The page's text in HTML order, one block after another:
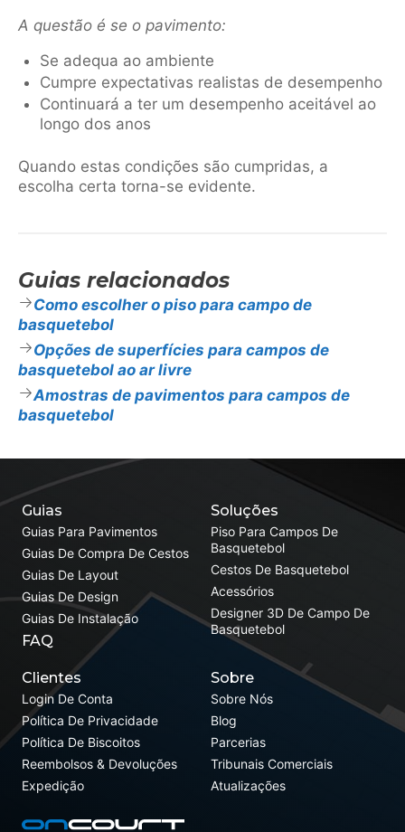
A questão é se o pavimento:
Se adequa ao ambiente
Cumpre expectativas realistas de desempenho
Continuará a ter um desempenho aceitável ao
longo dos anos
Quando estas condições são cumpridas, a
escolha certa torna-se evidente.
Guias relacionados
Como escolher o piso para campo de
basquetebol
Opções de superfícies para campos de
basquetebol ao ar livre
Amostras de pavimentos para campos de
basquetebol
Soluções
Piso Para Campos De
Basquetebol
Cestos De Basquetebol
Acessórios
Designer 3D De Campo De
Basquetebol
Guias
Guias Para Pavimentos
Guias De Compra De Cestos
Guias De Layout
Guias De Design
Guias De Instalação
FAQ
Clientes
Login De Conta
Política De Privacidade
Política De Biscoitos
Reembolsos & Devoluções
Expedição
Sobre
Sobre Nós
Blog
Parcerias
Tribunais Comerciais
Atualizações